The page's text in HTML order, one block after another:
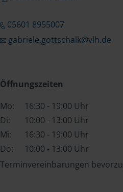
05601 8955007
gabriele.gottschalk@vlh.de
Öffnungszeiten
Mo:
16:30 - 19:00 Uhr
Di:
10:00 - 13:00 Uhr
Mi:
16:30 - 19:00 Uhr
Do:
10:00 - 13:00 Uhr
Terminvereinbarungen